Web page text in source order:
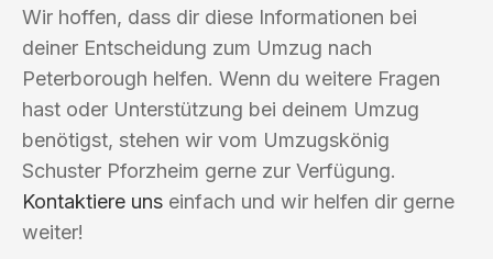
Wir hoffen, dass dir diese Informationen bei
deiner Entscheidung zum Umzug nach
Peterborough helfen. Wenn du weitere Fragen
hast oder Unterstützung bei deinem Umzug
benötigst, stehen wir vom Umzugskönig
Schuster Pforzheim gerne zur Verfügung.
Kontaktiere uns einfach und wir helfen dir gerne
weiter!